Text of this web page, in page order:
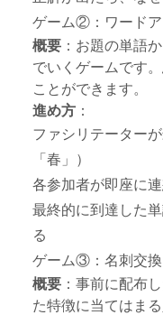
ゲーム②：ワード
概要 ：お題の単語
でいくゲームです
ことができます。
進め方 ：
ファシリテーター
「春」）
各参加者が即座に
最終的に到達した
る
ゲーム③：名刺交
概要 ：事前に配布
た特徴に当てはま